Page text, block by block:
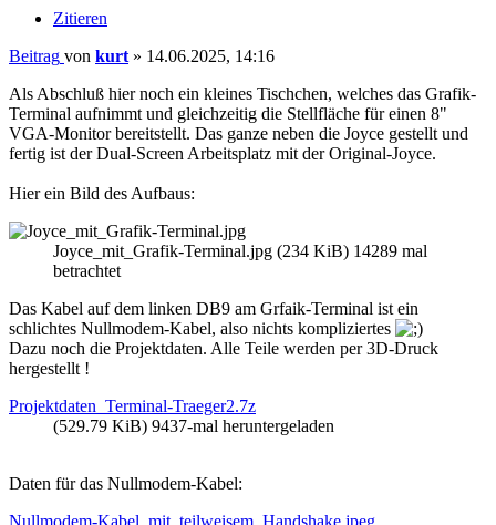
Zitieren
Beitrag von kurt » 14.06.2025, 14:16
Als Abschluß hier noch ein kleines Tischchen, welches das Grafik-
Terminal aufnimmt und gleichzeitig die Stellfläche für einen 8"
VGA-Monitor bereitstellt. Das ganze neben die Joyce gestellt und
fertig ist der Dual-Screen Arbeitsplatz mit der Original-Joyce.
Hier ein Bild des Aufbaus:
Joyce_mit_Grafik-Terminal.jpg (234 KiB) 14289 mal
betrachtet
Das Kabel auf dem linken DB9 am Grfaik-Terminal ist ein
schlichtes Nullmodem-Kabel, also nichts kompliziertes
Dazu noch die Projektdaten. Alle Teile werden per 3D-Druck
hergestellt !
Projektdaten_Terminal-Traeger2.7z
(529.79 KiB) 9437-mal heruntergeladen
Daten für das Nullmodem-Kabel: